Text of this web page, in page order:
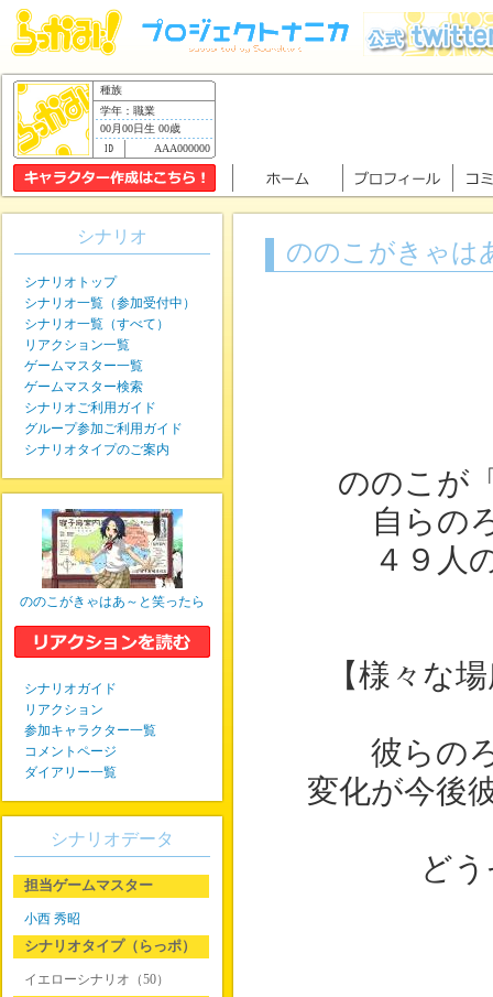
種族
学年：職業
00月00日生 00歳
AAA000000
ののこがきゃは
ののこが
自らの
４９人
【様々な
彼らの
変化が今後
ど
シナリオ
シナリオトップ
シナリオ一覧（参加受付中）
シナリオ一覧（すべて）
リアクション一覧
ゲームマスター一覧
ゲームマスター検索
シナリオご利用ガイド
グループ参加ご利用ガイド
シナリオタイプのご案内
ののこがきゃはあ～と笑ったら
シナリオガイド
リアクション
参加キャラクター一覧
コメントページ
ダイアリー一覧
シナリオデータ
担当ゲームマスター
小西 秀昭
シナリオタイプ（らっポ）
イエローシナリオ（50）